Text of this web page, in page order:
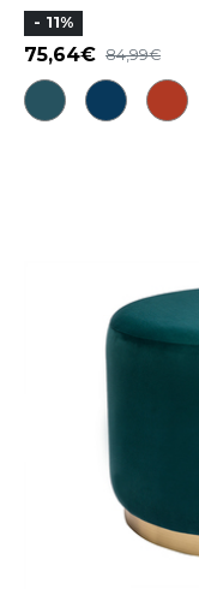
- 11%
75,64 84,99